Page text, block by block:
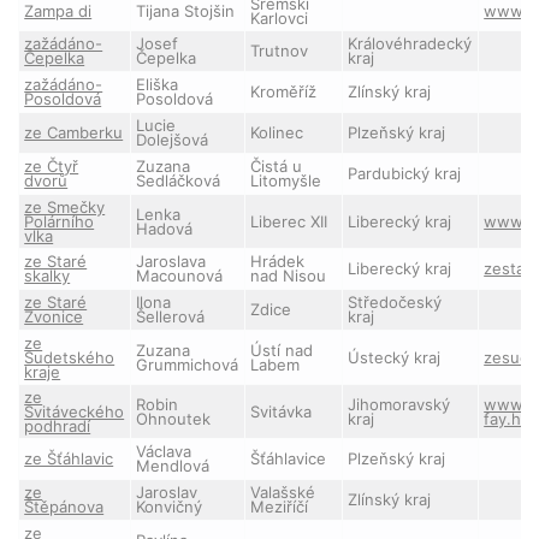
Zampa di
Tijana Stojšin Karlovci
zažádáno-
Čepelka
Josef
Čepelka Trutnov Královéhradecký
kraj
zažádáno-
Posoldová
Eliška
Posoldová Kroměříž Zlínský kraj
ze Camberku Lucie
Dolejšová Kolinec
Plzeňský kraj
ze Čtyř
dvorů
Zuzana
Sedláčková
Čistá u
Litomyšle
Pardubický kraj
ze Smečky
Polárního
vlka
Lenka
Hadová Liberec XII Liberecký kraj
ze Staré
skalky
Jaroslava
Macounová
Hrádek
nad Nisou Liberecký kraj
ze Staré
Zvonice
Ilona
Šellerová Zdice Středočeský
kraj
ze
Sudetského
kraje
Zuzana
Grummichová
Ústí nad
Labem Ústecký kraj
ze
Svitáveckého
podhradí
Robin
Ohnoutek Svitávka Jihomoravský
kraj
ze Šťáhlavic Václava
Mendlová Šťáhlavice
Plzeňský kraj
ze
Štěpánova
Jaroslav
Konvičný
Valašské
Meziříčí
Zlínský kraj
ze